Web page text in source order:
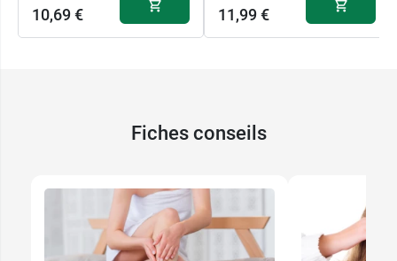
10,69 € 11,99 €
Fiches conseils